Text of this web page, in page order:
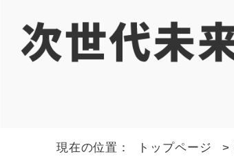
現在の位置： トップページ >